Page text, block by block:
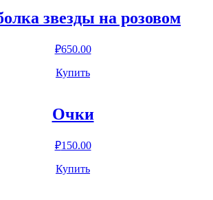
звезды на розовом
₽650.00
Купить
Очки
₽150.00
Купить